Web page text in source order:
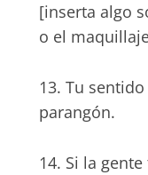
[inserta algo
o el
13. Tu
parangón.
14. Si la